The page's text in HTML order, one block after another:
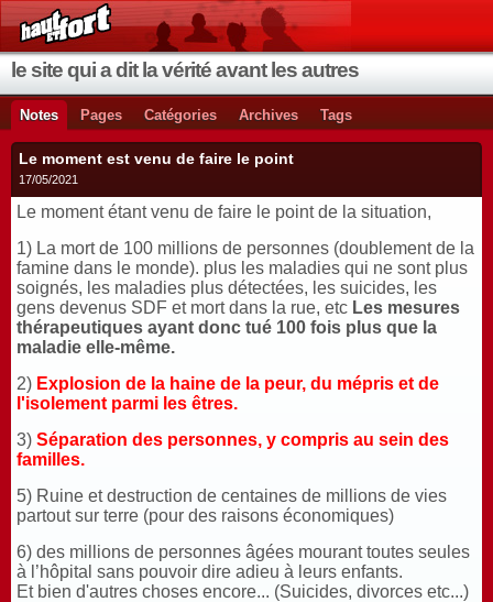
le site qui a dit la vérité avant les autres
Notes Pages Catégories Archives Tags
Le moment est venu de faire le point
17/05/2021
Le moment étant venu de faire le point de la situation,
1) La mort de 100 millions de personnes (doublement de la
famine dans le monde). plus les maladies qui ne sont plus
soignés, les maladies plus détectées, les suicides, les
gens devenus SDF et mort dans la rue, etc Les mesures
thérapeutiques ayant donc tué 100 fois plus que la
maladie elle-même.
2) Explosion de la haine de la peur, du mépris et de
l'isolement parmi les êtres.
3) Séparation des personnes, y compris au sein des
familles.
5) Ruine et destruction de centaines de millions de vies
partout sur terre (pour des raisons économiques)
6) des millions de personnes âgées mourant toutes seules
à l’hôpital sans pouvoir dire adieu à leurs enfants.
Et bien d'autres choses encore... (Suicides, divorces etc...)